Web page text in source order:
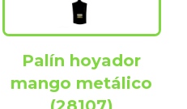
Palín hoyador
mango metálico